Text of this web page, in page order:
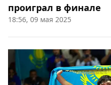
проиграл в финале
18:56, 09 мая 2025